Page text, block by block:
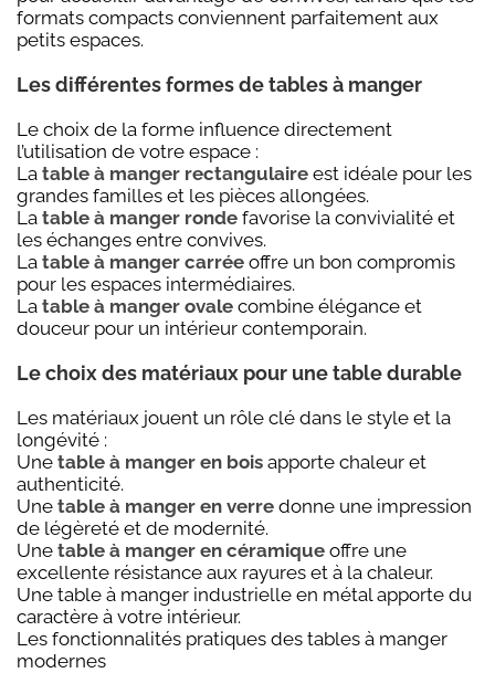
formats compacts conviennent parfaitement aux
petits espaces.
Les différentes formes de tables à manger
Le choix de la forme influence directement
l’utilisation de votre espace :
La table à manger rectangulaire est idéale pour les
grandes familles et les pièces allongées.
La table à manger ronde favorise la convivialité et
les échanges entre convives.
La table à manger carrée offre un bon compromis
pour les espaces intermédiaires.
La table à manger ovale combine élégance et
douceur pour un intérieur contemporain.
Le choix des matériaux pour une table durable
Les matériaux jouent un rôle clé dans le style et la
longévité :
Une table à manger en bois apporte chaleur et
authenticité.
Une table à manger en verre donne une impression
de légèreté et de modernité.
Une table à manger en céramique offre une
excellente résistance aux rayures et à la chaleur.
Une table à manger industrielle en métal apporte du
caractère à votre intérieur.
Les fonctionnalités pratiques des tables à manger
modernes